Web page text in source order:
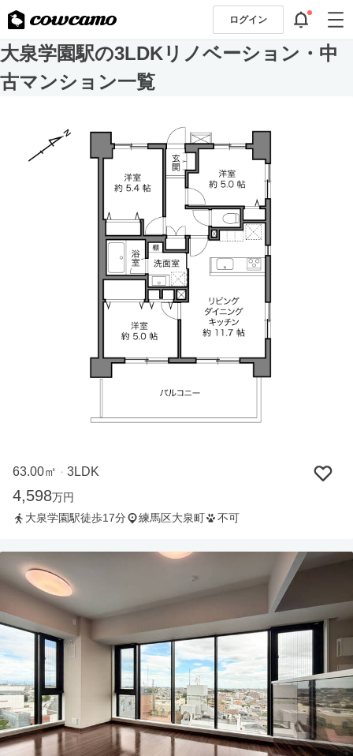
ログイン
大泉学園駅の3LDKリノベーション・中
古マンション一覧
63.00㎡ ・ 3LDK
4,598万円
大泉学園駅徒歩17分
練馬区大泉町 不可